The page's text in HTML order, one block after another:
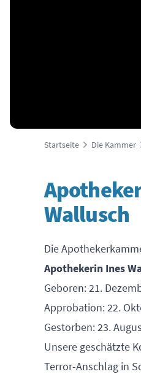
Startseite Die Kammer
Wallusch
Die
Apothekerin Ines
Geboren: 21.
Approbation: 22.
Gestorben: 23.
Unsere geschätzte
Terror-Anschlag in